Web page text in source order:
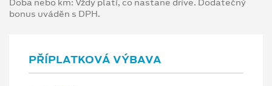
Doba nebo km: Vždy platí, co nastane dříve. Dodatečný
bonus uváděn s DPH.
PŘÍPLATKOVÁ VÝBAVA